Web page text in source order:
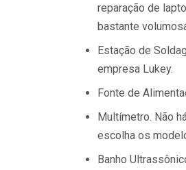
reparação de
bastante
Estação de
empresa Lukey.
Fonte de
Multímetro. Não
escolha os
Banho